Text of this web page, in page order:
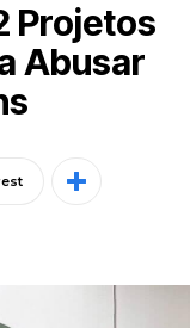
Projetos
Abusar